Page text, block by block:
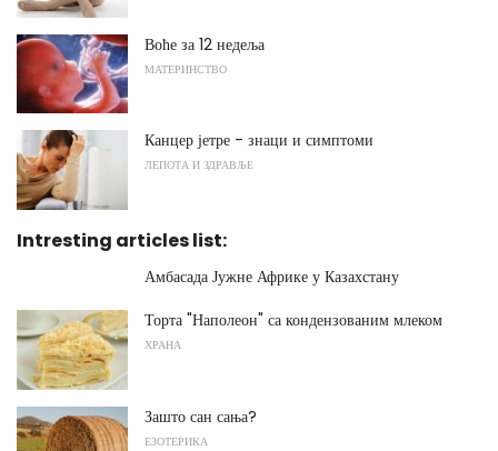
Воће за 12 недеља
МАТЕРИНСТВО
Канцер јетре - знаци и симптоми
ЛЕПОТА И ЗДРАВЉЕ
Intresting articles list:
Амбасада Јужне Африке у Казахстану
Торта "Наполеон" са кондензованим млеком
ХРАНА
Зашто сан сања?
ЕЗОТЕРИКА